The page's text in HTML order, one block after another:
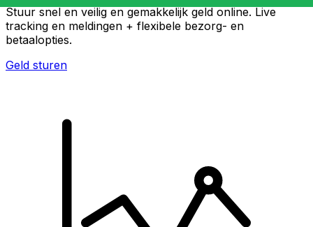
Stuur snel en veilig en gemakkelijk geld online. Live
tracking en meldingen + flexibele bezorg- en
betaalopties.
Geld sturen